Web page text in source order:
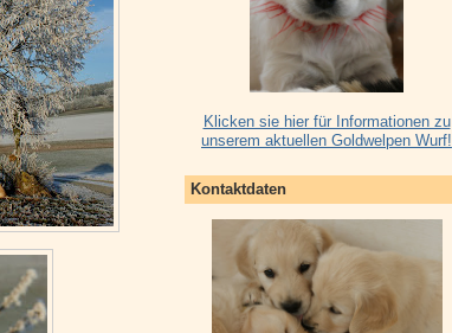
Klicken sie hier für Informationen zu
unserem aktuellen Goldwelpen Wurf!
Kontaktdaten